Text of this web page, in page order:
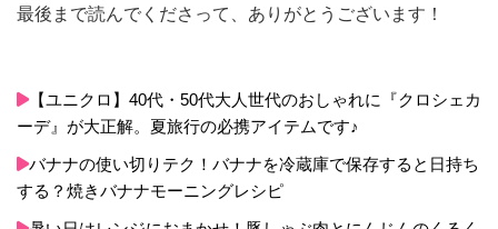
最後まで読んでくださって、ありがとうございます！
【ユニクロ】40代・50代大人世代のおしゃれに『クロシェカ
ーデ』が大正解。夏旅行の必携アイテムです♪
バナナの使い切りテク！バナナを冷蔵庫で保存すると日持ち
する？焼きバナナモーニングレシピ